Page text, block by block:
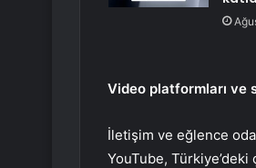
Video platformları ve
İletişim ve eğlence
YouTube,